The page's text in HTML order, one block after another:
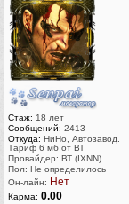
Стаж: 18 лет
Сообщений: 2413
Откуда: НиНо, Автозавод.
Тариф 6 мб от ВТ
Провайдер: ВТ (IXNN)
Пол: Не определилось
Он-лайн: Нет
Карма: 0.00